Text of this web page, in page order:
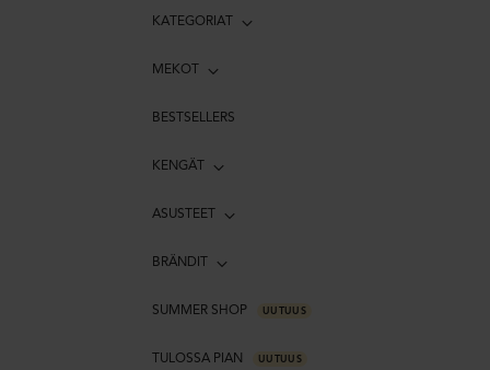
KATEGORIAT
MEKOT
BESTSELLERS
KENGÄT
ASUSTEET
BRÄNDIT
SUMMER SHOP UUTUUS
TULOSSA PIAN UUTUUS